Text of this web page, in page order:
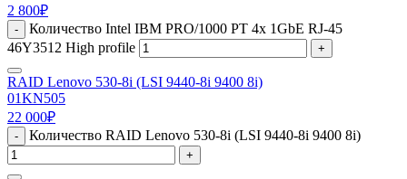
2 800₽
-
Количество Intel IBM PRO/1000 PT 4x 1GbE RJ-45
46Y3512 High profile
+
RAID Lenovo 530-8i (LSI 9440-8i 9400 8i)
01KN505
22 000₽
- Количество RAID Lenovo 530-8i (LSI 9440-8i 9400 8i)
+